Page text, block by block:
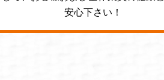
安心下さい！